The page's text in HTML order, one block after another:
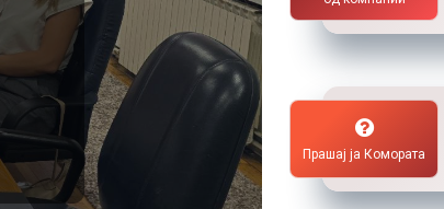
конференцијата за трговските марки и нетарифните бариери
21.07.2026
Прашај ја Комората